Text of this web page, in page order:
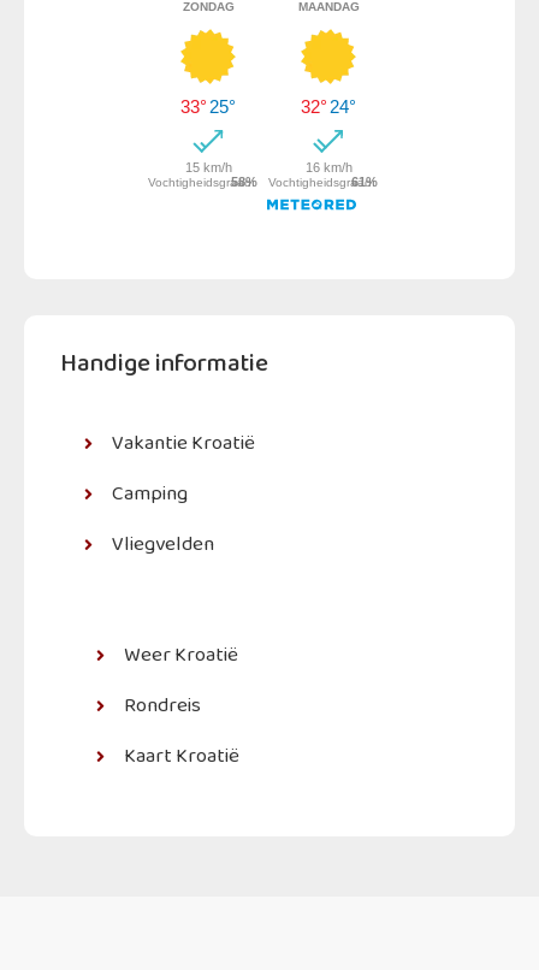
Handige informatie
Vakantie Kroatië
Camping
Vliegvelden
Weer Kroatië
Rondreis
Kaart Kroatië